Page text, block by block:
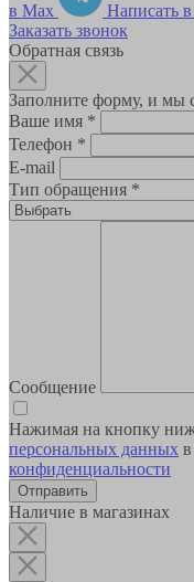
в Max
Написать
Заказать звонок
Обратная связь
Заполните форму, и мы
Ваше имя *
Телефон *
E-mail
Тип обращения *
Сообщение
Нажимая на кнопку
персональных данных
конфиденциальности
Наличие в магазинах